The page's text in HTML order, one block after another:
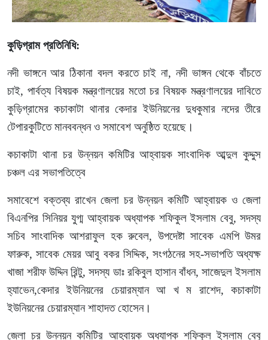
কুড়িগ্রাম প্রতিনিধি:
নদী ভাঙ্গনে আর ঠিকানা বদল করতে চাই না, নদী ভাঙ্গন থেকে বাঁচতে
চাই, পার্বত্য বিষয়ক মন্ত্রণালয়ের মতো চর বিষয়ক মন্ত্রণালয়ের দাবিতে
কুড়িগ্রামের কচাকাটা থানার কেদার ইউনিয়নের দুধকুমার নদের তীরে
টেপারকুটিতে মানববন্ধন ও সমাবেশ অনুষ্ঠিত হয়েছে।
কচাকাটা থানা চর উন্নয়ন কমিটির আহ্বায়ক সাংবাদিক আব্দুল কুদ্দুস
চঞ্চল এর সভাপতিত্বে
সমাবেশে বক্তব্য রাখেন জেলা চর উন্নয়ন কমিটি আহ্বায়ক ও জেলা
বিএনপির সিনিয়র যুগ্ম আহ্বায়ক অধ্যাপক শফিকুল ইসলাম বেবু, সদস্য
সচিব সাংবাদিক আশরাফুল হক রুবেল, উপদেষ্টা সাবেক এমপি উমর
ফারুক, সাবেক মেয়র আবু বকর সিদ্দিক, সংগঠনের সহ-সভাপতি অধ্যক্ষ
খাজা শরীফ উদ্দিন রিন্টু, সদস্য ডাঃ রকিবুল হাসান বাঁধন, সাজেদুল ইসলাম
হ্যাভেন,কেদার ইউনিয়নের চেয়ারম্যান আ খ ম রাশেদ, কচাকাটা
ইউনিয়নের চেয়ারম্যান শাহাদত হোসেন।
জেলা চর উন্নয়ন কমিটির আহ্বায়ক অধ্যাপক শফিকুল ইসলাম বেবু